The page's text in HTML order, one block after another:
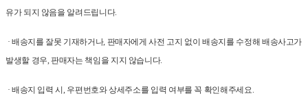
유가 되지 않음을 알려드립니다.
· 배송지를 잘못 기재하거나, 판매자에게 사전 고지 없이 배송지를 수정해 배송사고가
발생할 경우, 판매자는 책임을 지지 않습니다.
· 배송지 입력 시, 우편번호와 상세주소를 입력 여부를 꼭 확인해주세요.